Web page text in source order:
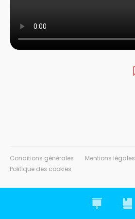
Conditions générales
Mentions légales
Politique des cookies